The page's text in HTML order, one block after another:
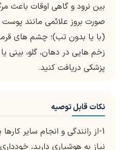
بین نرود و گاهی اوقات باعث
صورت بروز علائمی مانند پوست
(با یا بدون تب)؛ چشم های
زخم هایی در دهان، گلو، بینی
پزشکی دریافت کنید.
نکات قابل توصیه
1-از رانندگی و انجام سایر
نیاز به هوشیاری دارید،